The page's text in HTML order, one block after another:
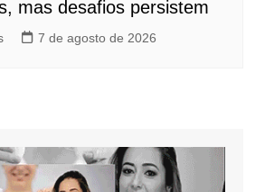
mas desafios persistem
7 de agosto de 2026